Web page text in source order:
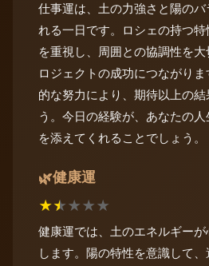
仕事運は、土の力強さと陽の
れる一日です。ロシェの持つ
を重視し、周囲との協調性を
ロジェクトの成功につながり
的な努力により、期待以上の
う。今日の経験が、あなたの
を添えてくれることでしょう。
🌿健康運
★★★★★
健康運では、土のエネルギー
します。陽の特性を意識して